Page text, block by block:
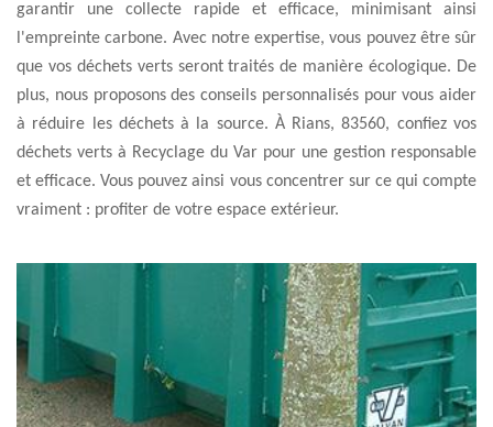
garantir une collecte rapide et efficace, minimisant ainsi
l'empreinte carbone. Avec notre expertise, vous pouvez être sûr
que vos déchets verts seront traités de manière écologique. De
plus, nous proposons des conseils personnalisés pour vous aider
à réduire les déchets à la source. À Rians, 83560, confiez vos
déchets verts à Recyclage du Var pour une gestion responsable
et efficace. Vous pouvez ainsi vous concentrer sur ce qui compte
vraiment : profiter de votre espace extérieur.